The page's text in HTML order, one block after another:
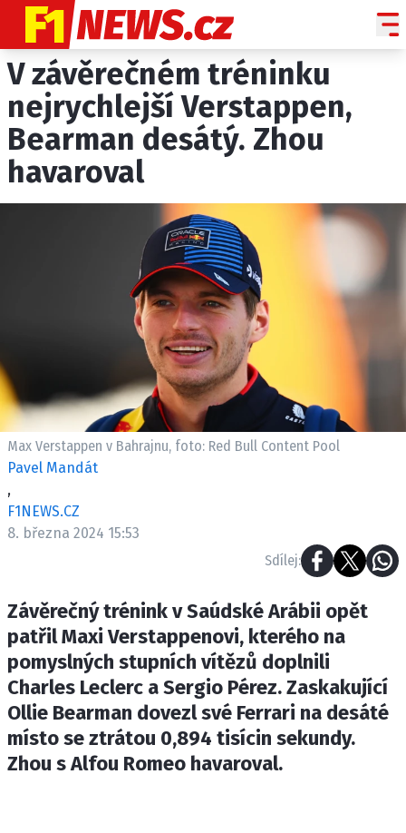
NOVINKY
GRAND PRIX
PADDOCK LINE
PROFILY JEZDCŮ
PROFILY TÝMŮ
ROZHOVORY
OSTATNÍ
SLEDUJTE NÁS NA|
ETICKÝ KODEX
KONTAKT
OSOBNÍ ÚDAJE / COOKIES
Provozovatelem serveru F1NEWS.cz je
INCORP MEDIA GROUP s.r.o., IČ: 118 23 054
V závěrečném tréninku
nejrychlejší Verstappen,
Bearman desátý. Zhou
havaroval
Max Verstappen v Bahrajnu, foto: Red Bull Content Pool
Pavel Mandát
,
F1NEWS.CZ
8. března 2024 15:53
Sdílej:
Závěrečný trénink v Saúdské Arábii opět
patřil Maxi Verstappenovi, kterého na
pomyslných stupních vítězů doplnili
Charles Leclerc a Sergio Pérez. Zaskakující
Ollie Bearman dovezl své Ferrari na desáté
místo se ztrátou 0,894 tisícin sekundy.
Zhou s Alfou Romeo havaroval.